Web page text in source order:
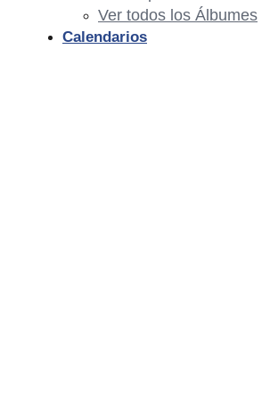
Ver todos los Álbumes
Calendarios